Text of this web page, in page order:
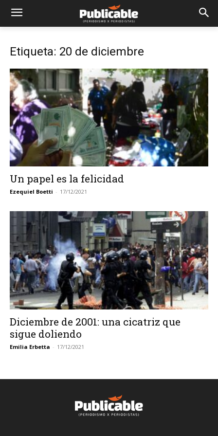
Etiqueta: 20 de diciembre
Un papel es la felicidad
Ezequiel Boetti - 17/12/2021
Diciembre de 2001: una cicatriz que
sigue doliendo
Emilia Erbetta - 17/12/2021